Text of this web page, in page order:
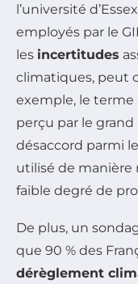
l’université
employés par le
les incertitudes
climatiques, peut
exemple, le terme
perçu par le
désaccord parmi
utilisé de manière
faible degré de
De plus, un
que 90 % des
dérèglement